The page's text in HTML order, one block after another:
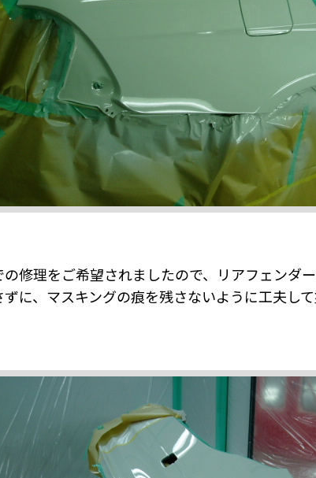
修理をご希望されましたので、リアフェンダ
に、マスキングの痕を残さないように工夫して